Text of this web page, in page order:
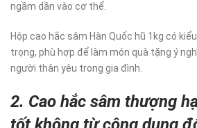
ngầm dần vào cơ thể.
Hộp cao hắc sâm Hàn Quốc hũ 1kg có
trọng, phù hợp để làm món quà tặng ý
người thân yêu trong gia đình.
2. Cao hắc sâm thượng